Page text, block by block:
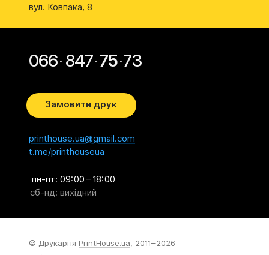
вул. Ковпака, 8
066847 75 73
Замовити друк
printhouse.ua@gmail.com
t.me/printhouseua
пн-пт: 09: 00 – 18: 00
сб-нд: вихідний
© Друкарня PrintHouse.ua , 2011 – 2026